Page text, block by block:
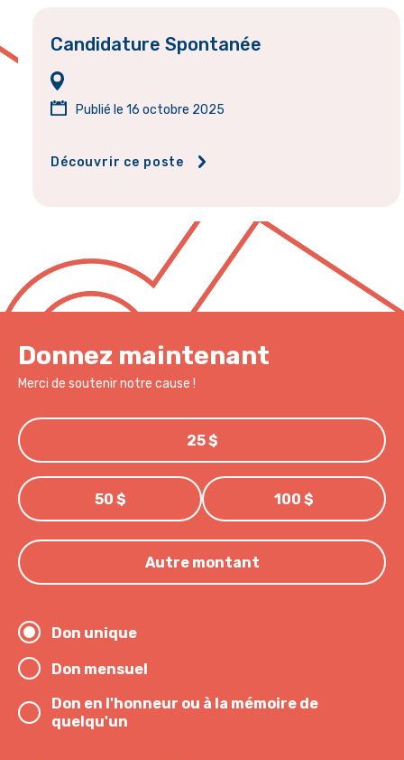
Candidature Spontanée
Publié le 16 octobre 2025
Découvrir ce poste
Donnez maintenant
Merci de soutenir notre cause !
25 $
50 $ 100 $
Autre montant
Don unique
Don mensuel
Don en l'honneur ou à la mémoire de
quelqu'un